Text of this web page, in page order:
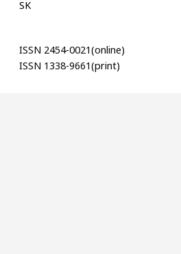
SK
ISSN 2454-0021(online)
ISSN 1338-9661(print)